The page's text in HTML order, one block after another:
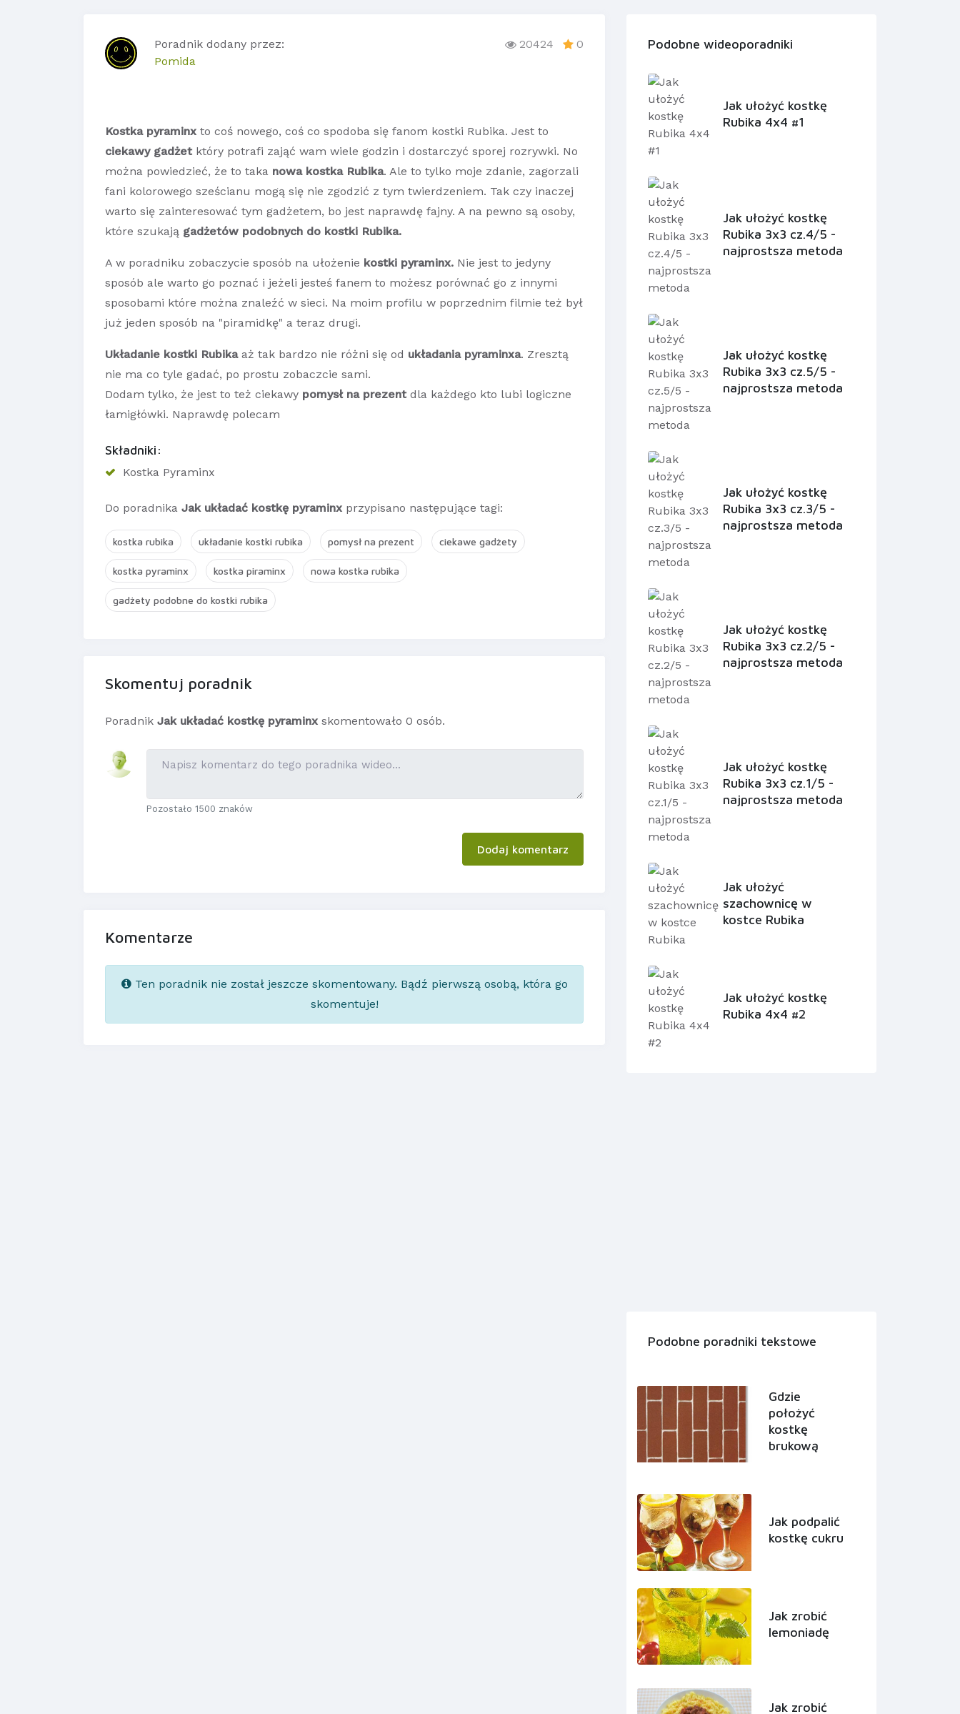
Poradnik dodany przez:
Pomida
20424 0
Kostka pyraminx to coś nowego, coś co spodoba się fanom kostki Rubika. Jest to
ciekawy gadżet który potrafi zająć wam wiele godzin i dostarczyć sporej rozrywki. No
można powiedzieć, że to taka nowa kostka Rubika. Ale to tylko moje zdanie, zagorzali
fani kolorowego sześcianu mogą się nie zgodzić z tym twierdzeniem. Tak czy inaczej
warto się zainteresować tym gadżetem, bo jest naprawdę fajny. A na pewno są osoby,
które szukają gadżetów podobnych do kostki Rubika.
A w poradniku zobaczycie sposób na ułożenie kostki pyraminx. Nie jest to jedyny
sposób ale warto go poznać i jeżeli jesteś fanem to możesz porównać go z innymi
sposobami które można znaleźć w sieci. Na moim profilu w poprzednim filmie też był
już jeden sposób na "piramidkę" a teraz drugi.
Układanie kostki Rubikaaż tak bardzo nie różni się od układania pyraminxa. Zresztą
nie ma co tyle gadać, po prostu zobaczcie sami.
Dodam tylko, że jest to też ciekawy pomysł na prezent dla każdego kto lubi logiczne
łamigłówki. Naprawdę polecam
Składniki:
Kostka Pyraminx
Do poradnika Jak układać kostkę pyraminx przypisano następujące tagi:
kostka rubika układanie kostki rubika pomysł na prezent ciekawe gadżety
kostka pyraminx kostka piraminx nowa kostka rubika
gadżety podobne do kostki rubika
Skomentuj poradnik
Poradnik Jak układać kostkę pyraminx skomentowało 0 osób.
Pozostało 1500 znaków
Dodaj komentarz
Komentarze
Ten poradnik nie został jeszcze skomentowany. Bądź pierwszą osobą, która go
skomentuje!
Podobne wideoporadniki
Jak ułożyć kostkę
Rubika 4x4 #1
Jak ułożyć kostkę
Rubika 3x3 cz.4/5 -
najprostsza metoda
Jak ułożyć kostkę
Rubika 3x3 cz.5/5 -
najprostsza metoda
Jak ułożyć kostkę
Rubika 3x3 cz.3/5 -
najprostsza metoda
Jak ułożyć kostkę
Rubika 3x3 cz.2/5 -
najprostsza metoda
Jak ułożyć kostkę
Rubika 3x3 cz.1/5 -
najprostsza metoda
Jak ułożyć
szachownicę w
kostce Rubika
Jak ułożyć kostkę
Rubika 4x4 #2
Podobne poradniki tekstowe
Gdzie
położyć
kostkę
brukową
Jak podpalić
kostkę cukru
Jak zrobić
lemoniadę
Jak zrobić